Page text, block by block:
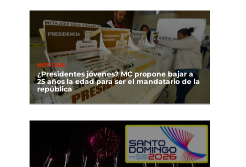
NOTICIAS
¿Presidentes jóvenes? MC propone bajar a
25 años la edad para ser el mandatario de la
república